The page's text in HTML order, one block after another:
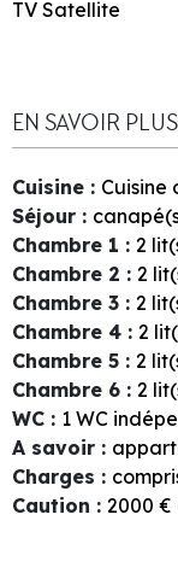
TV Satellite
EN SAVOIR PLUS
Cuisine : Cuisine
Séjour :
Chambre 1 : 2
Chambre 2 : 2
Chambre 3 : 2
Chambre 4 : 2
Chambre 5 : 2
Chambre 6 : 2
WC : 1 WC
A savoir :
Charges :
Caution : 2000 €